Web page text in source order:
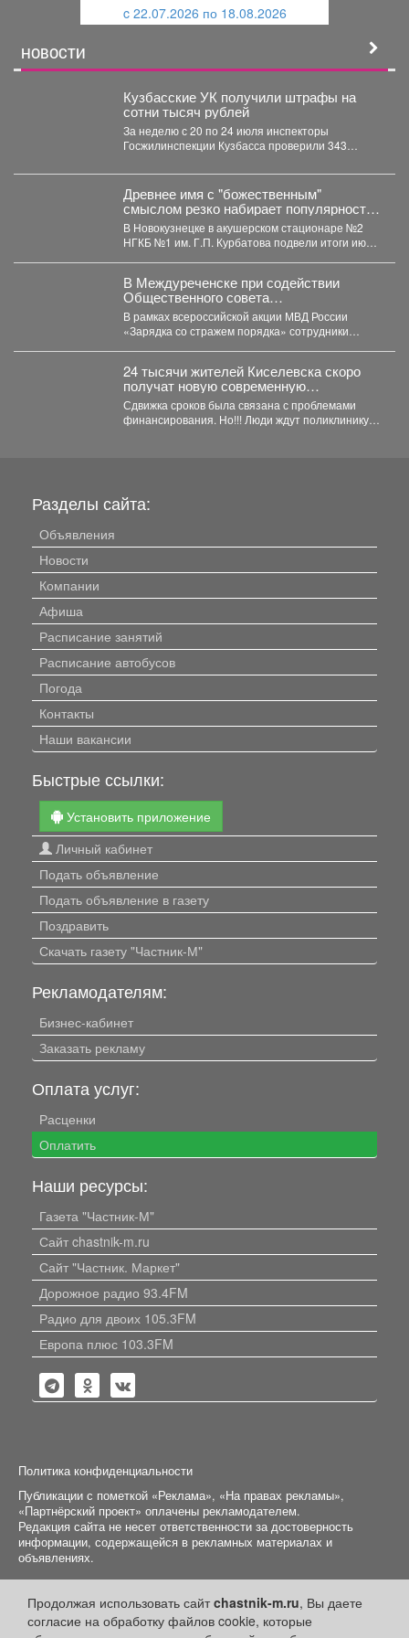
c 22.07.2026 по 18.08.2026
НОВОСТИ
Кузбасские УК получили штрафы на
сотни тысяч рублей
За неделю с 20 по 24 июля инспекторы
Госжилинспекции Кузбасса проверили 343
Древнее имя с "божественным"
смыслом резко набирает популярность
в Кузбассе: 11 малышей за месяц
В Новокузнецке в акушерском стационаре №2
НГКБ №1 им. Г.П. Курбатова подвели итоги июля.
В Междуреченске при содействии
Общественного совета
полицейские провели утреннюю зарядку
для детей из лагеря дневного
пребывания
В рамках всероссийской акции МВД России
«Зарядка со стражем порядка» сотрудники
24 тысячи жителей Киселевска скоро
получат новую современную
поликлинику.
Сдвижка сроков была связана с проблемами
финансирования. Но!!! Люди ждут поликлинику,
Продолжая использовать сайтchastnik-m.ru, Вы даете
согласие на обработку файлов cookie, которые
Разделы сайта:
Объявления
Новости
Компании
Афиша
Расписание занятий
Расписание автобусов
Погода
Контакты
Наши вакансии
Быстрые ссылки:
Установить приложение
Личный кабинет
Подать объявление
Подать объявление в газету
Поздравить
Скачать газету "Частник-М"
Рекламодателям:
Бизнес-кабинет
Заказать рекламу
Оплата услуг:
Расценки
Оплатить
Наши ресурсы:
Газета "Частник-М"
Сайт chastnik-m.ru
Сайт "Частник. Маркет"
Дорожное радио 93.4FM
Радио для двоих 105.3FM
Европа плюс 103.3FM
Политика конфиденциальности
Публикации с пометкой «Реклама», «На правах рекламы»,
«Партнёрский проект» оплачены рекламодателем.
Редакция сайта не несет ответственности за достоверность
информации, содержащейся в рекламных материалах и
объявлениях.
+16 ООО "Частник-М"